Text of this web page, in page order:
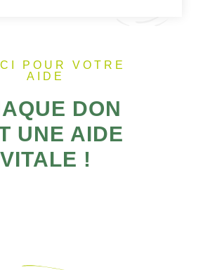
POUR VOTRE
AIDE
DON
UNE AIDE
VITALE !